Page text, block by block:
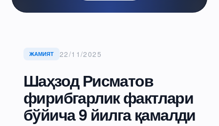
ЖАМИЯТ 22/11/2025
Шаҳзод Рисматов
фирибгарлик фактлари
бўйича 9 йилга қамалди